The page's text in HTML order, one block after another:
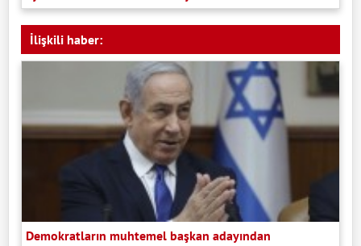
İlişkili haber:
Demokratların muhtemel başkan adayından